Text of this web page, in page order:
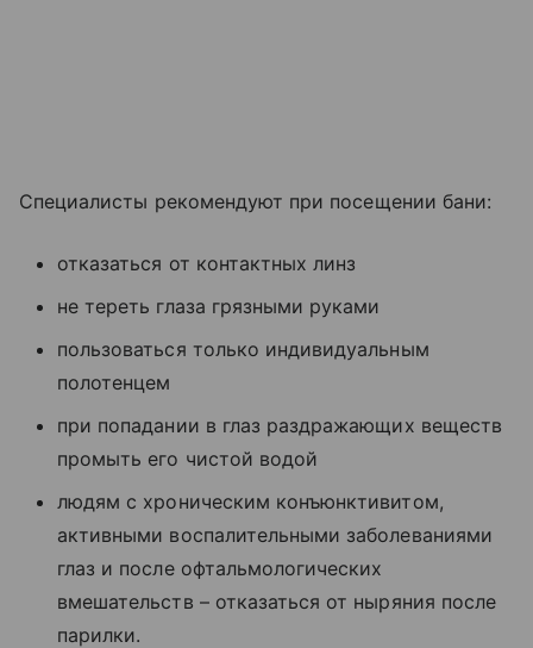
Специалисты рекомендуют при посещении бани:
отказаться от контактных линз
не тереть глаза грязными руками
пользоваться только индивидуальным
полотенцем
при попадании в глаз раздражающих веществ
промыть его чистой водой
людям с хроническим конъюнктивитом,
активными воспалительными заболеваниями
глаз и после офтальмологических
вмешательств – отказаться от ныряния после
парилки.